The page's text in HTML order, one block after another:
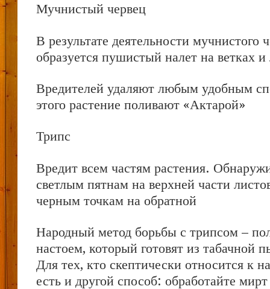
Мучнистый червец
В результате деятельности мучнистого
образуется пушистый налет на ветках и
Вредителей удаляют любым удобным
этого растение поливают «Актарой»
Трипс
Вредит всем частям растения.
светлым пятнам на верхней части
черным точкам на обратной
Народный метод борьбы с трипсом –
настоем, который готовят из табачной
Для тех, кто скептически относится к
есть и другой способ: обработайте